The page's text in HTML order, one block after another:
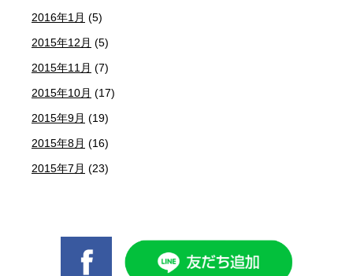
2016年1月 (5)
2015年12月 (5)
2015年11月 (7)
2015年10月 (17)
2015年9月 (19)
2015年8月 (16)
2015年7月 (23)